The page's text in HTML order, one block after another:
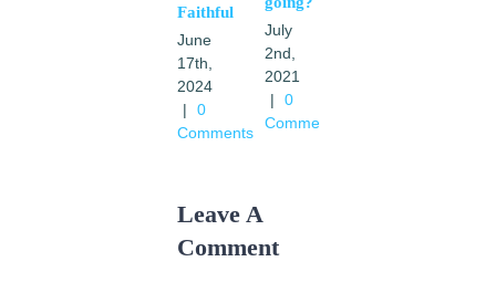
Faithful
June
17th,
2024
|
0
Comments
July
2nd,
2021
|
0
Comments
Leave A
Comment